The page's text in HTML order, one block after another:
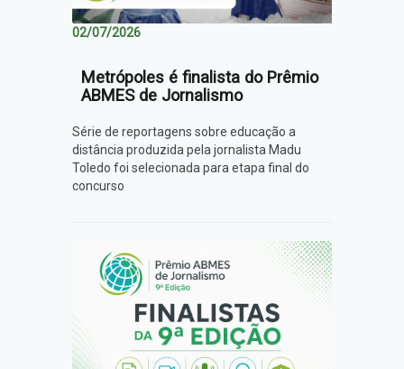
02/07/2026
Metrópoles é finalista do Prêmio
ABMES de Jornalismo
Série de reportagens sobre educação a
distância produzida pela jornalista Madu
Toledo foi selecionada para etapa final do
concurso